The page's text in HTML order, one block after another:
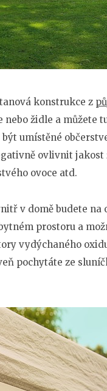
konstrukce z
židle a můžete
umístěné
ovlivnit jakost
ovoce atd.
v domě budete na
prostoru a
vydýchaného
pochytáte ze